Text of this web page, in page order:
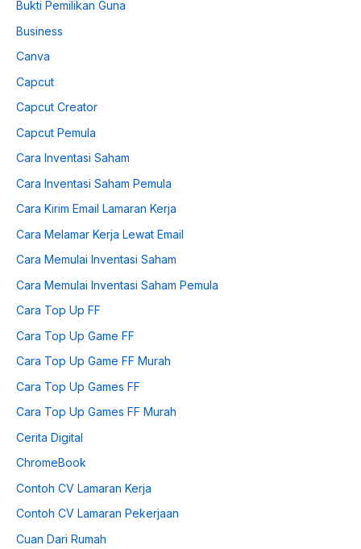
Bukti Pemilikan Guna
Business
Canva
Capcut
Capcut Creator
Capcut Pemula
Cara Inventasi Saham
Cara Inventasi Saham Pemula
Cara Kirim Email Lamaran Kerja
Cara Melamar Kerja Lewat Email
Cara Memulai Inventasi Saham
Cara Memulai Inventasi Saham Pemula
Cara Top Up FF
Cara Top Up Game FF
Cara Top Up Game FF Murah
Cara Top Up Games FF
Cara Top Up Games FF Murah
Cerita Digital
ChromeBook
Contoh CV Lamaran Kerja
Contoh CV Lamaran Pekerjaan
Cuan Dari Rumah